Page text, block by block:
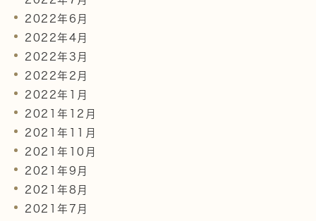
2022年6月
2022年4月
2022年3月
2022年2月
2022年1月
2021年12月
2021年11月
2021年10月
2021年9月
2021年8月
2021年7月